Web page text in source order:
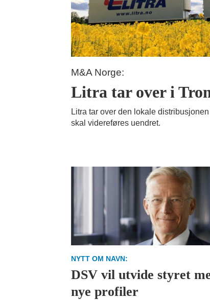
M&A Norge:
Litra tar over i
Litra tar over den lokale
skal videreføres uendret.
NYTT OM NAVN:
DSV vil utvide styret
nye profiler